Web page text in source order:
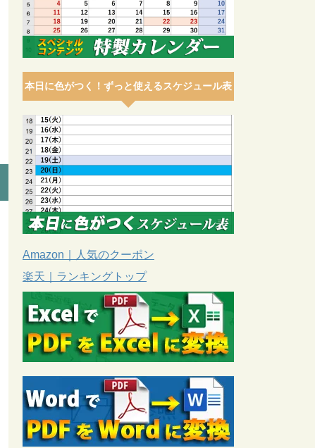
本日に色がつく！ずっと使えるスケジュール表
Amazon｜人気のクーポン
楽天｜ランキングトップ